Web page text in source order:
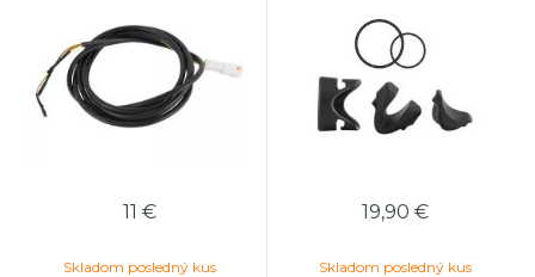
11 €
Skladom posledný kus
19,90 €
Skladom posledný kus